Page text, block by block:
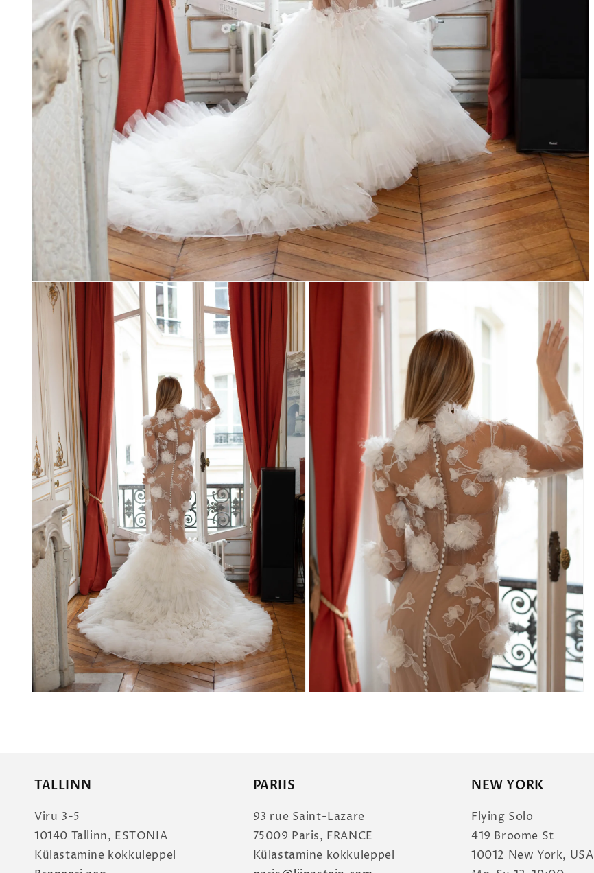
TALLINN
Viru 3-5
10140 Tallinn, ESTONIA
Külastamine kokkuleppel
PARIIS
93 rue Saint-Lazare
75009 Paris, FRANCE
Külastamine kokkuleppel
NEW YORK
Flying Solo
419 Broome St
10012 New York, USA